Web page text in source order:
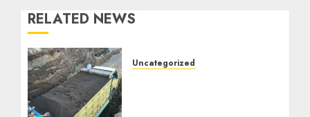
RELATED NEWS
Uncategorized